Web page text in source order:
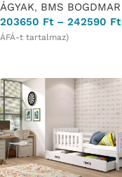
ÁGYAK, BMS BOGDMAR
203650 Ft – 242590 Ft
ÁFÁ-t tartalmaz)